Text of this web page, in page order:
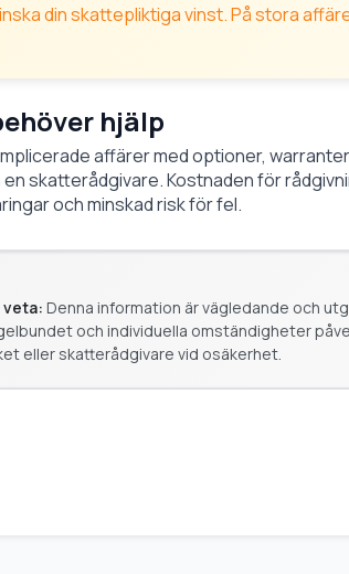
din skattepliktiga vinst. På stora
hjälp
affärer med optioner,
skatterådgivare. Kostnaden för
och minskad risk för fel.
Denna information är vägledande och
och individuella omständigheter
eller skatterådgivare vid osäkerhet.